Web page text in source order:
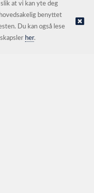
levert av Kréatif
at vi kan yte deg
benyttet
Du kan også lese
her.